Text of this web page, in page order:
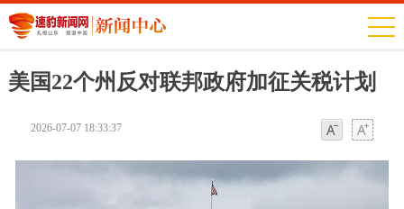
美国22个州反对联邦政府加征关税计划
2026-07-07 18:33:37